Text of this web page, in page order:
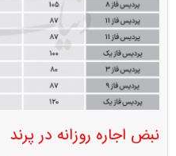
نبض اجاره روزانه در پرند